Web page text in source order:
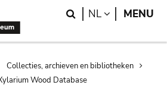
Search
NL LANGUAGE
MENU
Collecties, archieven en bibliotheken
Wood Database